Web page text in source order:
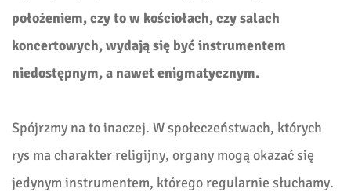
położeniem, czy to w kościołach, czy salach
koncertowych, wydają się być instrumentem
niedostępnym, a nawet enigmatycznym.
Spójrzmy na to inaczej. W społeczeństwach, których
rys ma charakter religijny, organy mogą okazać się
jedynym instrumentem, którego regularnie słuchamy.